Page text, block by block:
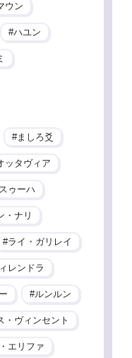
ウン
ハユン
ましろ爻
ッタヴィア
ゥーハ
・ナリ
ライ・ガリレイ
レンドラ
ルンルン
・ヴィンセント
エリファ